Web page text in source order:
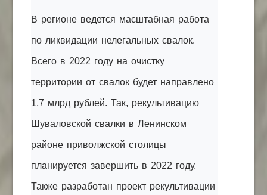
В регионе ведется масштабная работа
по ликвидации нелегальных свалок.
Всего в 2022 году на очистку
территории от свалок будет направлено
1,7 млрд рублей. Так, рекультивацию
Шуваловской свалки в Ленинском
районе приволжской столицы
планируется завершить в 2022 году.
Также разработан проект рекультивации